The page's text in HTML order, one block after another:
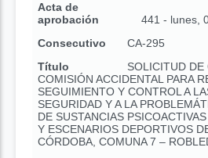
Acta de
aprobación
441 - lunes,
Consecutivo
CA-295
Título
SOLICITUD DE
COMISIÓN ACCIDENTAL PARA
SEGUIMIENTO Y CONTROL A
SEGURIDAD Y A LA
DE SUSTANCIAS
Y ESCENARIOS DEPORTIVOS
CÓRDOBA, COMUNA 7 –